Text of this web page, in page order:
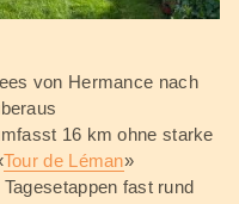
von Hermance nach
16 km ohne starke
Tour de Léman»
fast rund